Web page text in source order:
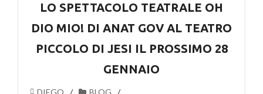
LO SPETTACOLO TEATRALE OH
DIO MIO! DI ANAT GOV AL TEATRO
PICCOLO DI JESI IL PROSSIMO 28
GENNAIO
DIEGO
BLOG